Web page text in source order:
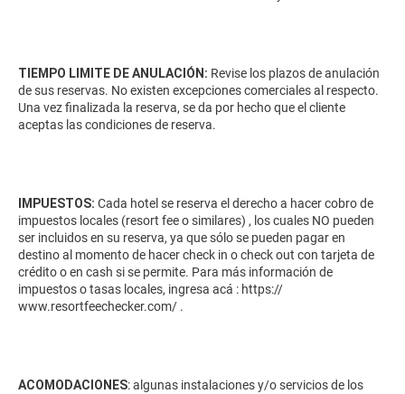
TIEMPO LIMITE DE ANULACIÓN: Revise los plazos de anulación
de sus reservas. No existen excepciones comerciales al respecto.
Una vez finalizada la reserva, se da por hecho que el cliente
aceptas las condiciones de reserva.
IMPUESTOS: Cada hotel se reserva el derecho a hacer cobro de
impuestos locales (resort fee o similares) , los cuales NO pueden
ser incluidos en su reserva, ya que sólo se pueden pagar en
destino al momento de hacer check in o check out con tarjeta de
crédito o en cash si se permite. Para más información de
impuestos o tasas locales, ingresa acá : https://
www.resortfeechecker.com/ .
ACOMODACIONES: algunas instalaciones y/o servicios de los